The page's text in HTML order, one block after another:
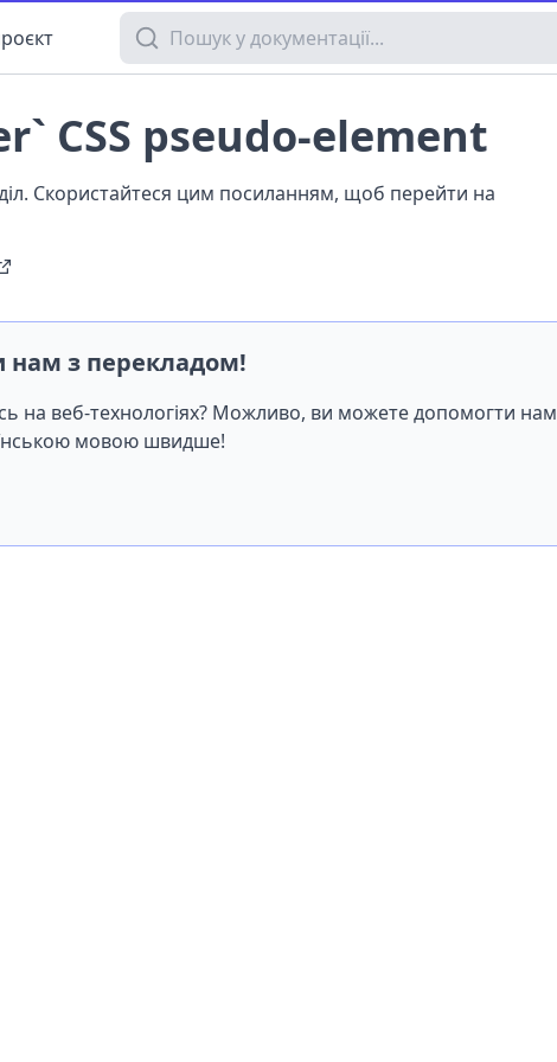
Пошук у документації
CSS pseudo-element
Скористайтеся цим посиланням, щоб перейти на
нам з перекладом!
на веб-технологіях? Можливо, ви можете допомогти нам
мовою швидше!